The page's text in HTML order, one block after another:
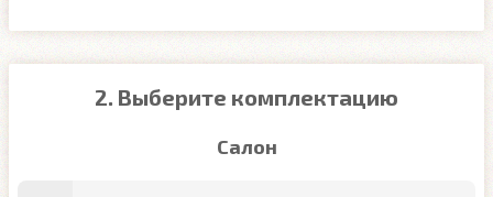
2. Выберите комплектацию
Салон